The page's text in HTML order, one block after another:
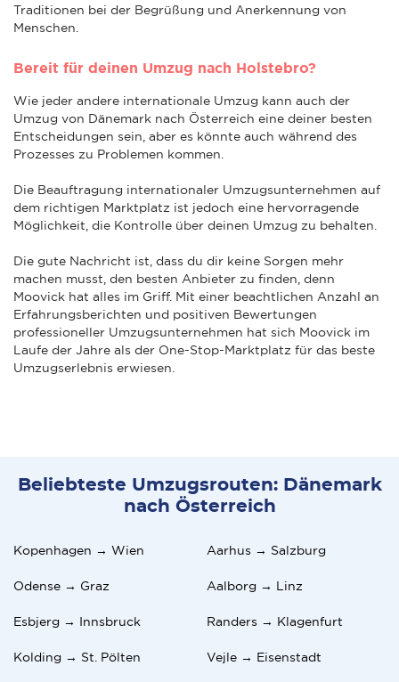
Traditionen bei der Begrüßung und Anerkennung von
Menschen.
Bereit für deinen Umzug nach Holstebro?
Wie jeder andere internationale Umzug kann auch der
Umzug von Dänemark nach Österreich eine deiner besten
Entscheidungen sein, aber es könnte auch während des
Prozesses zu Problemen kommen.
Die Beauftragung internationaler Umzugsunternehmen auf
dem richtigen Marktplatz ist jedoch eine hervorragende
Möglichkeit, die Kontrolle über deinen Umzug zu behalten.
Die gute Nachricht ist, dass du dir keine Sorgen mehr
machen musst, den besten Anbieter zu finden, denn
Moovick hat alles im Griff. Mit einer beachtlichen Anzahl an
Erfahrungsberichten und positiven Bewertungen
professioneller Umzugsunternehmen hat sich Moovick im
Laufe der Jahre als der One-Stop-Marktplatz für das beste
Umzugserlebnis erwiesen.
Beliebteste Umzugsrouten: Dänemark
nach Österreich
Kopenhagen → Wien Aarhus → Salzburg
Odense → Graz Aalborg → Linz
Esbjerg → Innsbruck Randers → Klagenfurt
Kolding → St. Pölten Vejle → Eisenstadt